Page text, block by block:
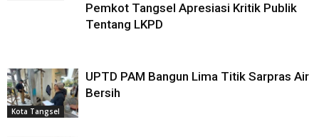
Pemkot Tangsel Apresiasi Kritik Publik
Tentang LKPD
Kota Tangsel
UPTD PAM Bangun Lima Titik Sarpras Air
Bersih